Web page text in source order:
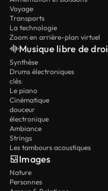
Voyage
Transports
La technologie
Zoom en arrière-plan virtuel
Musique libre de
Synthèse
Drums électroniques
clés
Le piano
Cinématique
douceur
électronique
Ambiance
Strings
Les tambours acoustiques
Images
Nature
Personnes